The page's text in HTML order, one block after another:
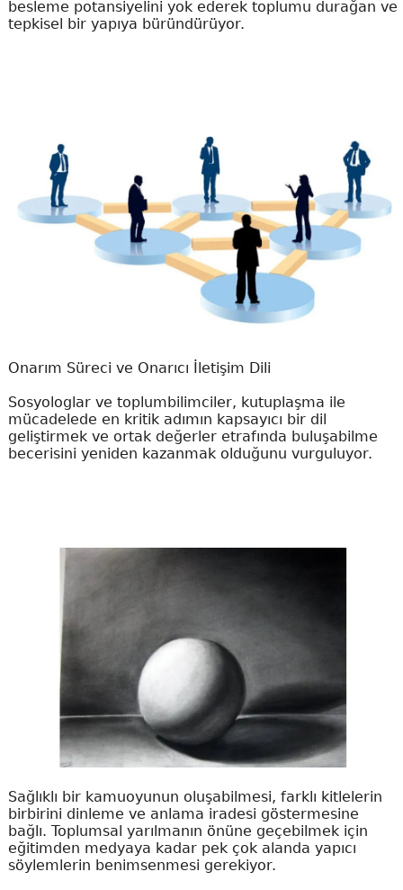
besleme potansiyelini yok ederek toplumu durağan ve
tepkisel bir yapıya büründürüyor.
Onarım Süreci ve Onarıcı İletişim Dili
Sosyologlar ve toplumbilimciler, kutuplaşma ile
mücadelede en kritik adımın kapsayıcı bir dil
geliştirmek ve ortak değerler etrafında buluşabilme
becerisini yeniden kazanmak olduğunu vurguluyor.
Sağlıklı bir kamuoyunun oluşabilmesi, farklı kitlelerin
birbirini dinleme ve anlama iradesi göstermesine
bağlı. Toplumsal yarılmanın önüne geçebilmek için
eğitimden medyaya kadar pek çok alanda yapıcı
söylemlerin benimsenmesi gerekiyor.